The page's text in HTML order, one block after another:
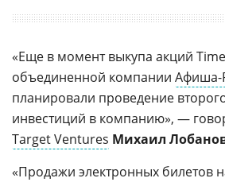
«Еще в момент выкупа акций
объединенной компании Афиша-
планировали проведение
инвестиций в компанию», —
Target Ventures Михаил
«Продажи электронных билетов